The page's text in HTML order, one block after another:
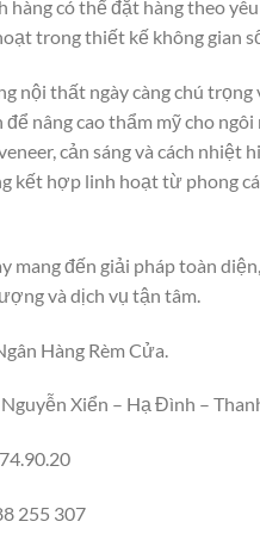
hàng có thể đặt hàng theo
trong thiết kế không gian
nội thất ngày càng chú trọng
để nâng cao thẩm mỹ cho
cản sáng và cách nhiệt
kết hợp linh hoạt từ phong
mang đến giải pháp toàn
và dịch vụ tận tâm.
Hàng Rèm Cửa.
Xiển – Hạ Đình –
255 307